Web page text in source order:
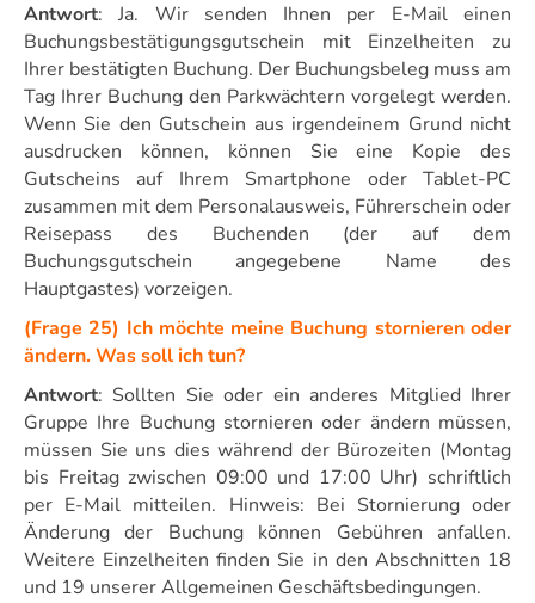
Antwort: Ja. Wir senden Ihnen per E-Mail einen
Buchungsbestätigungsgutschein mit Einzelheiten zu
Ihrer bestätigten Buchung. Der Buchungsbeleg muss am
Tag Ihrer Buchung den Parkwächtern vorgelegt werden.
Wenn Sie den Gutschein aus irgendeinem Grund nicht
ausdrucken können, können Sie eine Kopie des
Gutscheins auf Ihrem Smartphone oder Tablet-PC
zusammen mit dem Personalausweis, Führerschein oder
Reisepass des Buchenden (der auf dem
Buchungsgutschein angegebene Name des
Hauptgastes) vorzeigen.
(Frage 25) Ich möchte meine Buchung stornieren oder
ändern. Was soll ich tun?
Antwort: Sollten Sie oder ein anderes Mitglied Ihrer
Gruppe Ihre Buchung stornieren oder ändern müssen,
müssen Sie uns dies während der Bürozeiten (Montag
bis Freitag zwischen 09:00 und 17:00 Uhr) schriftlich
per E-Mail mitteilen. Hinweis: Bei Stornierung oder
Änderung der Buchung können Gebühren anfallen.
Weitere Einzelheiten finden Sie in den Abschnitten 18
und 19 unserer Allgemeinen Geschäftsbedingungen.